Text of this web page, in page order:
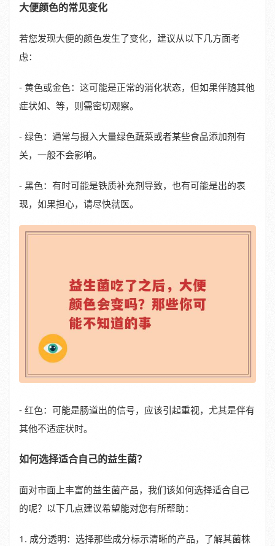
大便颜色的常见变化
若您发现大便的颜色发生了变化，建议从以下几方面考
虑：
- 黄色或金色：这可能是正常的消化状态，但如果伴随其他
症状如、等，则需密切观察。
- 绿色：通常与摄入大量绿色蔬菜或者某些食品添加剂有
关，一般不会影响。
- 黑色：有时可能是铁质补充剂导致，也有可能是出的表
现，如果担心，请尽快就医。
- 红色：可能是肠道出的信号，应该引起重视，尤其是伴有
其他不适症状时。
如何选择适合自己的益生菌？
面对市面上丰富的益生菌产品，我们该如何选择适合自己
的呢？以下几点建议希望能对您有所帮助：
1. 成分透明：选择那些成分标示清晰的产品，了解其菌株